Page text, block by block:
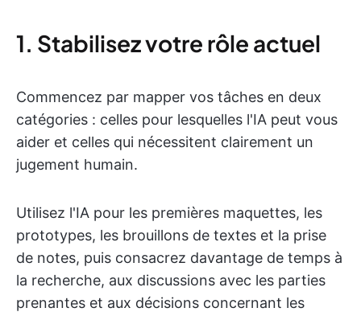
1. Stabilisez votre rôle actuel
Commencez par mapper vos tâches en deux
catégories : celles pour lesquelles l'IA peut vous
aider et celles qui nécessitent clairement un
jugement humain.
Utilisez l'IA pour les premières maquettes, les
prototypes, les brouillons de textes et la prise
de notes, puis consacrez davantage de temps à
la recherche, aux discussions avec les parties
prenantes et aux décisions concernant les